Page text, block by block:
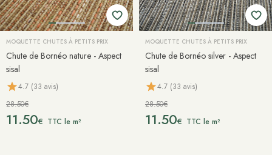
MOQUETTE CHUTES À PETITS PRIX
Chute de Bornéo nature - Aspect
sisal
4.7 (33 avis)
28.50€
11.50€ TTC le m²
MOQUETTE CHUTES À PETITS PRIX
Chute de Bornéo silver - Aspect
sisal
4.7 (33 avis)
28.50€
11.50€ TTC le m²